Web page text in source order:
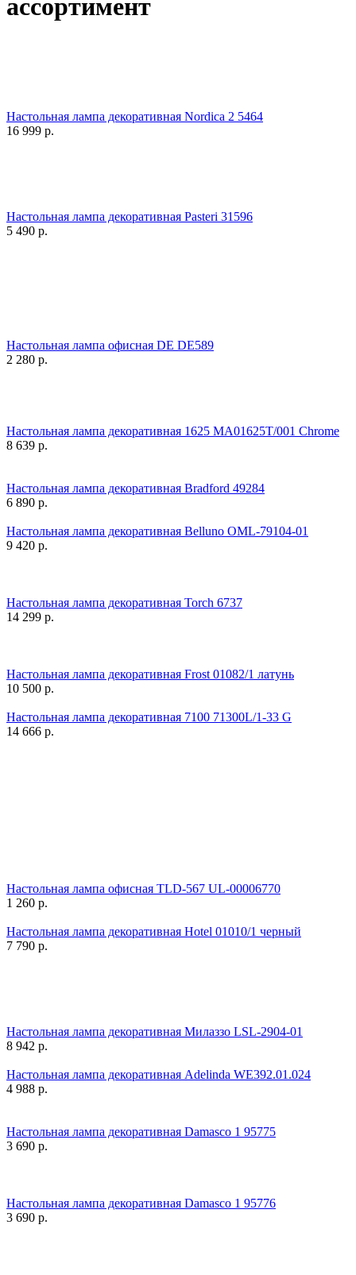
ассортимент
Настольная лампа декоративная Nordica 2 5464
16 999 р.
Настольная лампа декоративная Pasteri 31596
5 490 р.
Настольная лампа офисная DE DE589
2 280 р.
Настольная лампа декоративная 1625 MA01625T/001 Chrome
8 639 р.
Настольная лампа декоративная Bradford 49284
6 890 р.
Настольная лампа декоративная Belluno OML-79104-01
9 420 р.
Настольная лампа декоративная Torch 6737
14 299 р.
Настольная лампа декоративная Frost 01082/1 латунь
10 500 р.
Настольная лампа декоративная 7100 71300L/1-33 G
14 666 р.
Настольная лампа офисная TLD-567 UL-00006770
1 260 р.
Настольная лампа декоративная Hotel 01010/1 черный
7 790 р.
Настольная лампа декоративная Милаззо LSL-2904-01
8 942 р.
Настольная лампа декоративная Adelinda WE392.01.024
4 988 р.
Настольная лампа декоративная Damasco 1 95775
3 690 р.
Настольная лампа декоративная Damasco 1 95776
3 690 р.